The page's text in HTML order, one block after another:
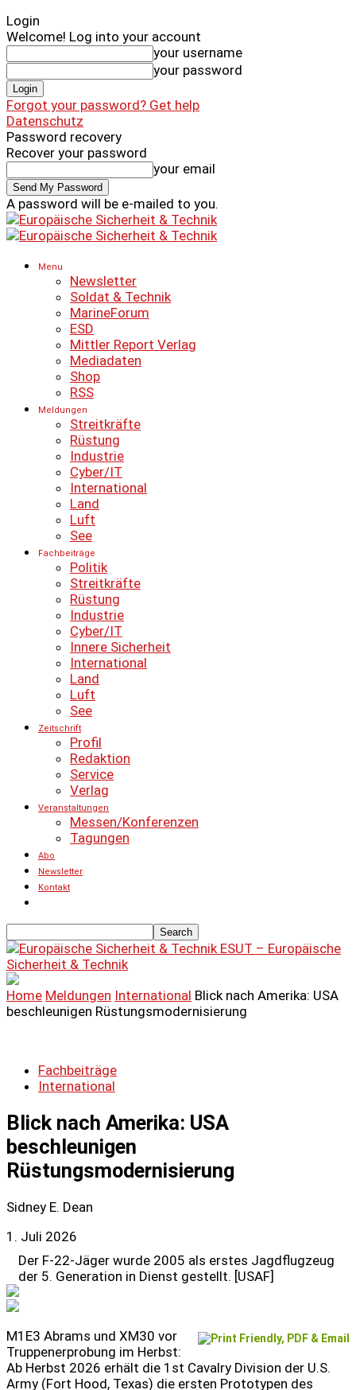
Login
Welcome! Log into your account
your username
your password
Forgot your password? Get help
Datenschutz
Password recovery
Recover your password
your email
A password will be e-mailed to you.
Menu
Newsletter
Soldat & Technik
MarineForum
ESD
Mittler Report Verlag
Mediadaten
Shop
RSS
Meldungen
Streitkräfte
Rüstung
Industrie
Cyber/IT
International
Land
Luft
See
Fachbeiträge
Politik
Streitkräfte
Rüstung
Industrie
Cyber/IT
Innere Sicherheit
International
Land
Luft
See
Zeitschrift
Profil
Redaktion
Service
Verlag
Veranstaltungen
Messen/Konferenzen
Tagungen
Abo
Newsletter
Kontakt
ESUT – Europäische
Sicherheit & Technik
Home Meldungen International Blick nach Amerika: USA
beschleunigen Rüstungsmodernisierung
Fachbeiträge
International
Blick nach Amerika: USA
beschleunigen
Rüstungsmodernisierung
Sidney E. Dean
1. Juli 2026
Der F-22-Jäger wurde 2005 als erstes Jagdflugzeug
der 5. Generation in Dienst gestellt. [USAF]
M1E3 Abrams und XM30 vor
Truppenerprobung im Herbst:
Ab Herbst 2026 erhält die 1st Cavalry Division der U.S.
Army (Fort Hood, Texas) die ersten Prototypen des